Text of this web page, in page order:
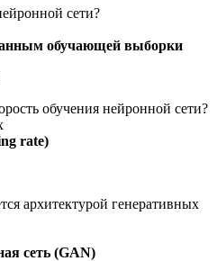
сети?
обучающей выборки
обучения нейронной сети?
rate)
архитектурой генеративных
сеть (GAN)